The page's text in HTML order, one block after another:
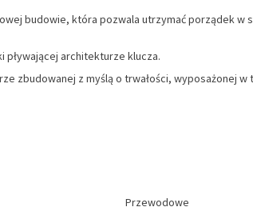
budowie, która pozwala utrzymać porządek
architekturze klucza.
zbudowanej z myślą o trwałości, wyposażonej
Przewodowe